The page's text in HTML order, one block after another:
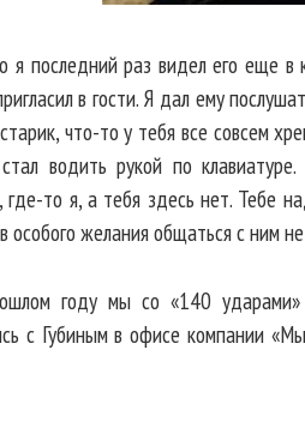
я последний раз видел его еще
в гости. Я дал ему
что-то у тебя все совсем
водить рукой по
где-то я, а тебя здесь нет. Тебе
особого желания общаться с ним
году мы со «140 ударами»
с Губиным в офисе компании